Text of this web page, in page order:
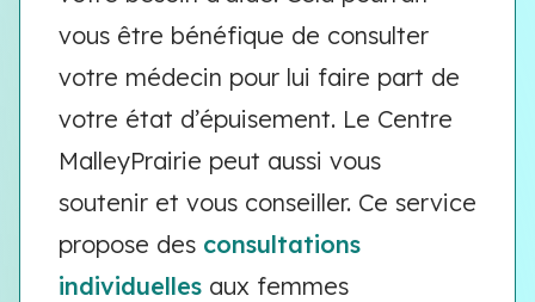
vous être bénéfique de consulter
votre médecin pour lui faire part de
votre état d’épuisement. Le Centre
MalleyPrairie peut aussi vous
soutenir et vous conseiller. Ce service
propose des consultations
individuelles aux femmes